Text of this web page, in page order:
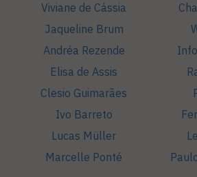
Viviane de Cássia
Jaqueline Brum
Andréa Rezende
Elisa de Assis
Clesio Guimarães
Ivo Barreto
Lucas Müller
Marcelle Ponté